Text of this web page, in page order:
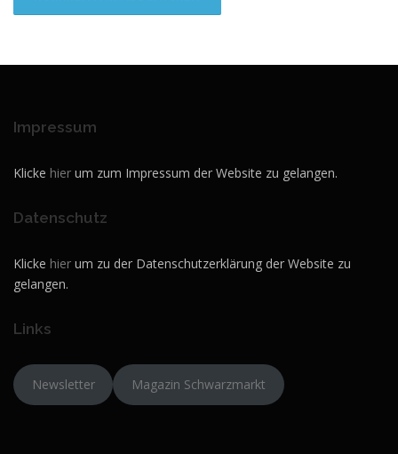
Impressum
Klicke hier um zum Impressum der Website zu gelangen.
Datenschutz
Klicke hier um zu der Datenschutzerklärung der Website zu
gelangen.
Links
Newsletter Magazin Schwarzmarkt